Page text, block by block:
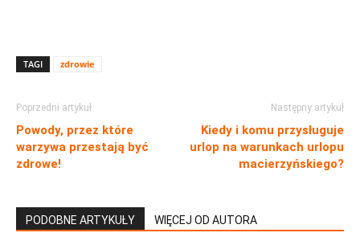
TAGI zdrowie
Poprzedni artykuł
Powody, przez które
warzywa przestają być
zdrowe!
Następny artykuł
Kiedy i komu przysługuje
urlop na warunkach urlopu
macierzyńskiego?
PODOBNE ARTYKUŁY WIĘCEJ OD AUTORA